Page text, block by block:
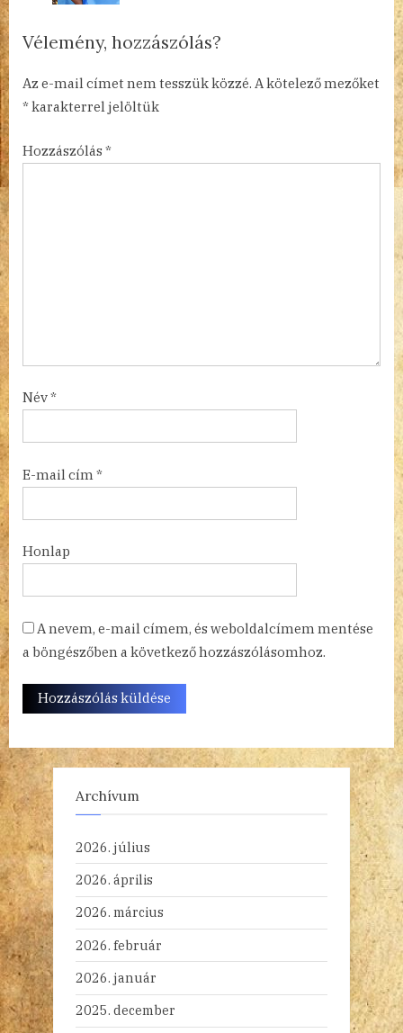
t
:
:
Vélemény, hozzászólás?
Az e-mail címet nem tesszük közzé. A kötelező mezőket
*karakterrel jelöltük
Hozzászólás *
Név*
E-mail cím *
Honlap
A nevem, e-mail címem, és weboldalcímem mentése
a böngészőben a következő hozzászólásomhoz.
Archívum
2026. július
2026. április
2026. március
2026. február
2026. január
2025. december